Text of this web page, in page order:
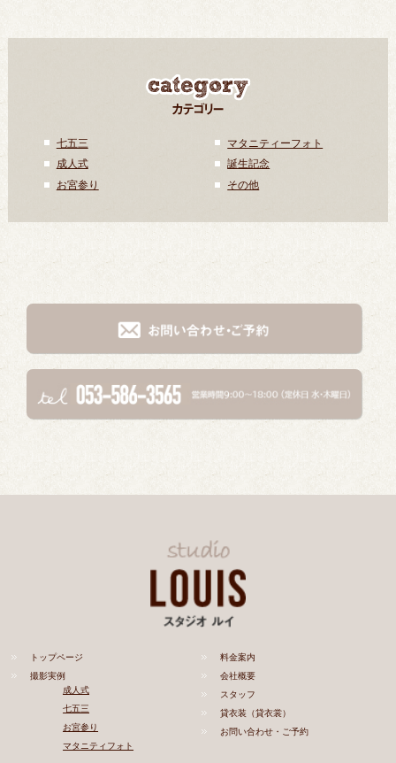
七五三
成人式
お宮参り
マタニティーフォト
誕生記念
その他
トップページ
撮影実例
成人式
七五三
お宮参り
マタニティフォト
料金案内
会社概要
スタッフ
貸衣装（貸衣裳）
お問い合わせ・ご予約